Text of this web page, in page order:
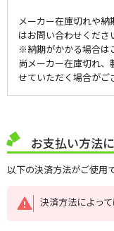
メーカー在庫切れや
はお問い合わせくださ
※納期がかかる場合は
尚メーカー在庫切れ
せていただく場合がご
お支払い方法に
以下の決済方法がご使用
決済方法によって